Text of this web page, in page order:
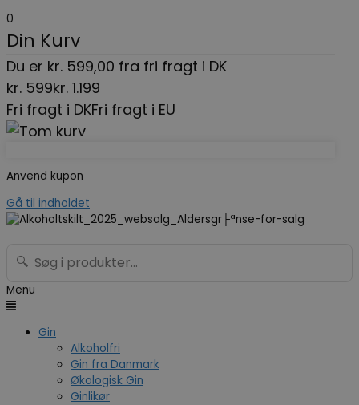
0
Din Kurv
Du er kr. 599,00 fra fri fragt i DK
kr. 599kr. 1.199
Fri fragt i DKFri fragt i EU
Anvend kupon
Gå til indholdet
🔍
Menu
Gin
Alkoholfri
Gin fra Danmark
Økologisk Gin
Ginlikør